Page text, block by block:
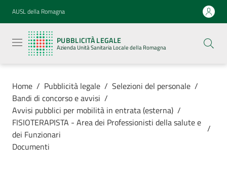
Vai al contenuto
Vai alla navigazione
Vai al footer
AUSL della Romagna
PUBBLICITÀ LEGALE
Azienda Unità Sanitaria Locale della Romagna
legale
Azienda
Unità
Locale della
Azienda
Home / Pubblicità legale / Selezioni del personale /
Bandi di concorso e avvisi /
Avvisi pubblici per mobilità in entrata (esterna) /
FISIOTERAPISTA - Area dei Professionisti della salute e
dei Funzionari
/
Documenti